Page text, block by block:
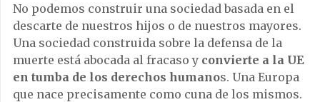
No podemos construir una sociedad basada en el
descarte de nuestros hijos o de nuestros mayores.
Una sociedad construida sobre la defensa de la
muerte está abocada al fracaso y convierte a la UE
en tumba de los derechos humanos. Una Europa
que nace precisamente como cuna de los mismos.